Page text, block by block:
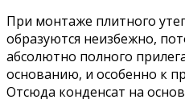
При монтаже плитного
образуются неизбежно,
абсолютно полного
основанию, и особенно к
Отсюда конденсат на